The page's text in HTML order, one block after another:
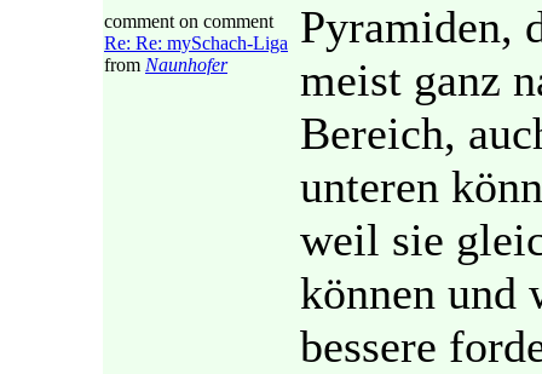
comment on comment
Re: Re: mySchach-Liga
from Naunhofer
Pyramiden,
meist ganz
Bereich,
unteren
weil sie
können und
bessere